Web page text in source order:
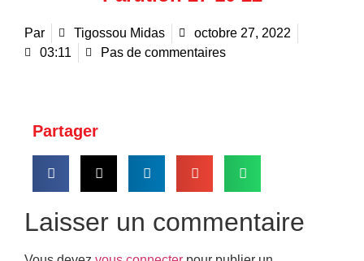
Par Tigossou Midas
octobre 27, 2022
03:11
Pas de commentaires
Partager
Laisser un commentaire